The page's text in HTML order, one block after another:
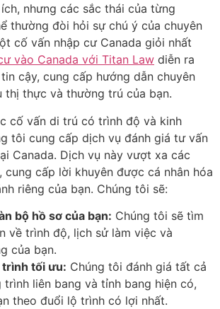
nhưng các sắc thái của từng
thường đòi hỏi sự chú ý của chuyên
cố vấn nhập cư Canada giỏi nhất
vào Canada với Titan Law diễn ra
cậy, cung cấp hướng dẫn chuyên
thị thực và thường trú của bạn.
cố vấn di trú có trình độ và kinh
tôi cung cấp dịch vụ đánh giá tư vấn
Canada. Dịch vụ này vượt xa các
cấp lời khuyên được cá nhân hóa
riêng của bạn. Chúng tôi sẽ:
bộ hồ sơ của bạn: Chúng tôi sẽ tìm
về trình độ, lịch sử làm việc và
của bạn.
trình tối ưu: Chúng tôi đánh giá tất cả
trình liên bang và tỉnh bang hiện có,
theo đuổi lộ trình có lợi nhất.